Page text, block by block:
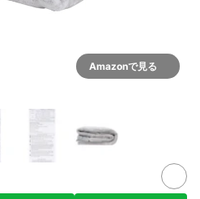
Amazonで見る